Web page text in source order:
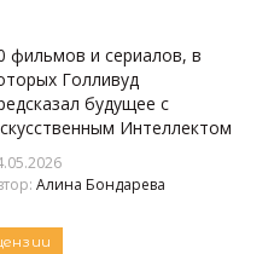
фильмов и сериалов, в
Голливуд
будущее с
Интеллектом
Алина Бондарева